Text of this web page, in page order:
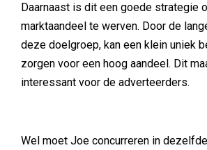
Daarnaast is dit een goede strategie
marktaandeel te werven. Door de
deze doelgroep, kan een klein uniek
zorgen voor een hoog aandeel. Dit
interessant voor de adverteerders.
Wel moet Joe concurreren in